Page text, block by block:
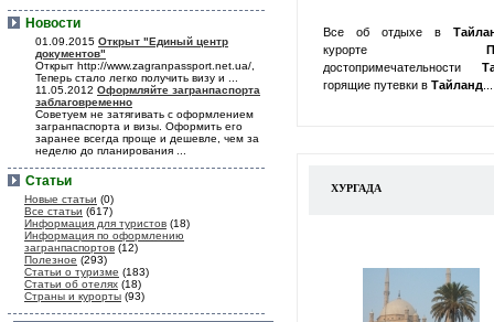
Новости
01.09.2015 Открыт "Единый центр
документов"
Открыт http://www.zagranpassport.net.ua/,
Теперь стало легко получить визу и ...
11.05.2012 Оформляйте загранпаспорта
заблаговременно
Советуем не затягивать с оформлением
загранпаспорта и визы. Оформить его
заранее всегда проще и дешевле, чем за
неделю до планирования ...
Статьи
Новые статьи (0)
Все статьи (617)
Информация для туристов (18)
Информация по оформлению
загранпаспортов (12)
Полезное (293)
Статьи о туризме (183)
Статьи об отелях (18)
Страны и курорты (93)
Все об отдыхе в
курорте
достопримечательности
горящие путевки в Тайланд
ХУРГАДА